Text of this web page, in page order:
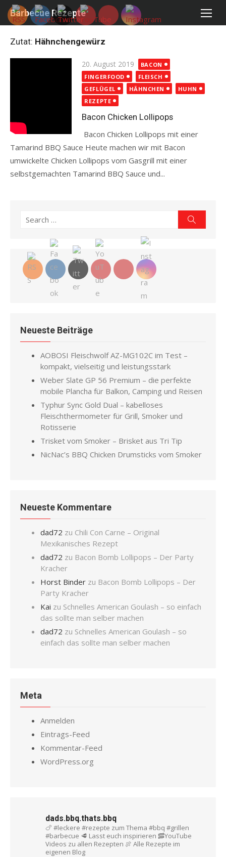
Skip
Barbecue Rezepte
Zutat: Hähnchengewürz
Posted
on
20. August 2019
BACON
FINGERFOOD
FLEISCH
GEFLÜGEL
HÄHNCHEN
HUHN
REZEPTE
Bacon Chicken Lollipops
Bacon Chicken Lollipops mit einer
Tamarind BBQ Sauce Heute machen wir mit Bacon
umwickelte Chicken Lollipops vom Gasgrill mit einer
selbstgemachten Tamarind BBQ Sauce und...
Search
Neueste Beiträge
AOBOSI Fleischwolf AZ-MG102C im Test –
kompakt, vielseitig und leistungsstark
Weber Slate GP 56 Premium – die perfekte
mobile Plancha für Balkon, Camping und Reisen
Typhur Sync Gold Dual – kabelloses
Fleischthermometer für Grill, Smoker und
Rotisserie
Trisket vom Smoker – Brisket aus Tri Tip
NicNac’s BBQ Chicken Drumsticks vom Smoker
Neueste Kommentare
dad72 zu Chili Con Carne – Original
Mexikanisches Rezept
dad72 zu Bacon Bomb Lollipops – Der Party
Kracher
Horst Binder zu Bacon Bomb Lollipops – Der
Party Kracher
Kai zu Schnelles American Goulash – so einfach
das sollte man selber machen
dad72 zu Schnelles American Goulash – so
einfach das sollte man selber machen
Meta
Anmelden
Eintrags-Feed
Kommentar-Feed
WordPress.org
dads.bbq.thats.bbq
🍗 #leckere #rezepte zum Thema #bbq #grillen
#barbecue 🥩 Lasst euch inspirieren 🥓YouTube
Videos zu allen Rezepten 🍖 Alle Rezepte im
eigenen Blog